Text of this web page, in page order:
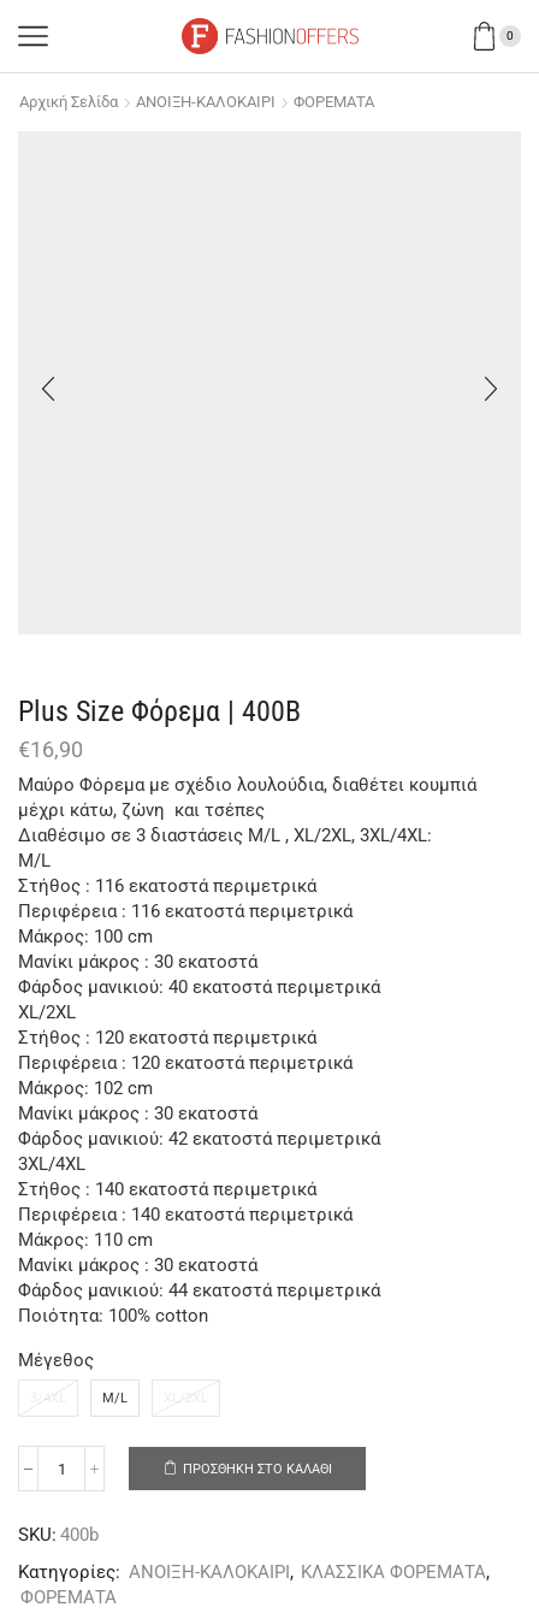
0
Αρχική Σελίδα ΑΝΟΙΞΗ-ΚΑΛΟΚΑΙΡΙ ΦΟΡΕΜΑΤΑ
Plus Size Φόρεμα | 400B
€16,90
Μαύρο Φόρεμα με σχέδιο λουλούδια, διαθέτει κουμπιά
μέχρι κάτω, ζώνη και τσέπες
Διαθέσιμο σε 3 διαστάσεις M/L , XL/2XL, 3XL/4XL:
M/L
Στήθος : 116 εκατοστά περιμετρικά
Περιφέρεια : 116 εκατοστά περιμετρικά
Μάκρος: 100 cm
Μανίκι μάκρος : 30 εκατοστά
Φάρδος μανικιού: 40 εκατοστά περιμετρικά
XL/2XL
Στήθος : 120 εκατοστά περιμετρικά
Περιφέρεια : 120 εκατοστά περιμετρικά
Μάκρος: 102 cm
Μανίκι μάκρος : 30 εκατοστά
Φάρδος μανικιού: 42 εκατοστά περιμετρικά
3XL/4XL
Στήθος : 140 εκατοστά περιμετρικά
Περιφέρεια : 140 εκατοστά περιμετρικά
Μάκρος: 110 cm
Μανίκι μάκρος : 30 εκατοστά
Φάρδος μανικιού: 44 εκατοστά περιμετρικά
Ποιότητα: 100% cotton
Μέγεθος
3/4XL M/L XL/2XL
ΠΡΟΣΘΉΚΗ ΣΤΟ ΚΑΛΆΘΙ
SKU: 400b
Κατηγορίες: ΑΝΟΙΞΗ-ΚΑΛΟΚΑΙΡΙ, ΚΛΑΣΣΙΚΑ ΦΟΡΕΜΑΤΑ,
ΦΟΡΕΜΑΤΑ